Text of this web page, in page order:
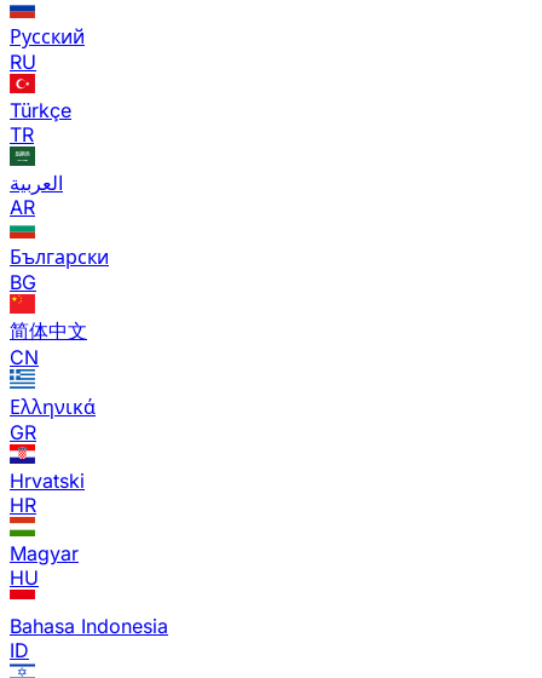
Русский
RU
Türkçe
TR
العربية
AR
Български
BG
简体中文
CN
Ελληνικά
GR
Hrvatski
HR
Magyar
HU
Bahasa Indonesia
ID